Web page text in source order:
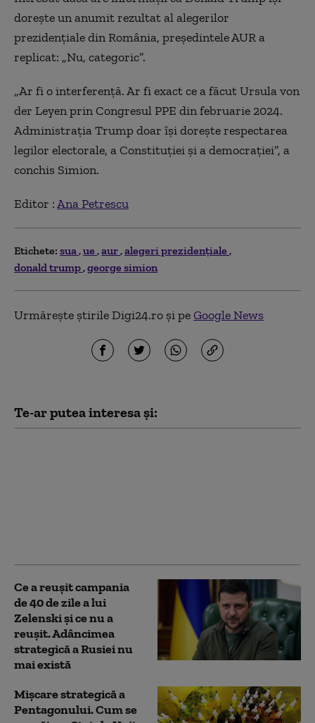
dorește un anumit rezultat al alegerilor
prezidențiale din România, președintele AUR a
replicat: „Nu, categoric”.
„Ar fi o interferență. Ar fi exact ce a făcut Ursula von
der Leyen prin Congresul PPE din februarie 2024.
Administrația Trump doar își dorește respectarea
legilor electorale, a Constituției și a democrației”, a
conchis Simion.
Editor :Ana Petrescu
Etichete: sua ue aur alegeri prezidențiale
donald trump george simion
Urmărește știrile Digi24.ro și peGoogle News
Te-ar putea interesa și:
Ce a reușit campania
de 40 de zile a lui
Zelenski și ce nu a
reușit. Adâncimea
strategică a Rusiei nu
mai există
Mișcare strategică a
Pentagonului. Cum se